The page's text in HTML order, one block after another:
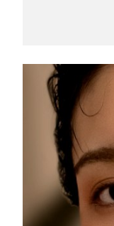
FOREO APP
关于我们
哈萨克斯坦
科威特
拉脱维亚
黎巴嫩
立陶宛